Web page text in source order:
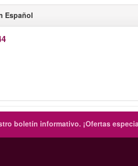
Español
boletín informativo. ¡Ofertas